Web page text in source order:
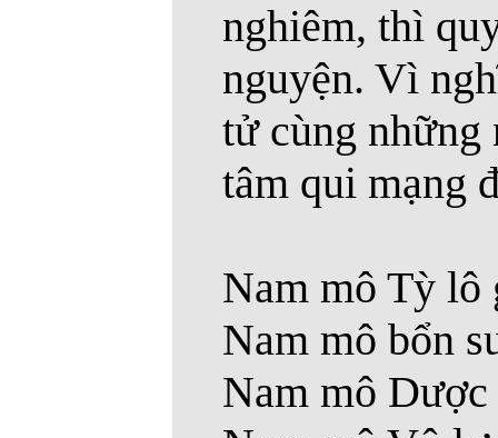
nghiêm, thì
nguyện. Vì
tử cùng những
tâm qui mạng
Nam mô Tỳ lô
Nam mô bổn
Nam mô